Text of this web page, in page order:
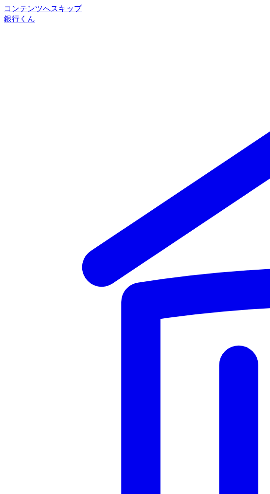
コンテンツへスキップ
銀行くん